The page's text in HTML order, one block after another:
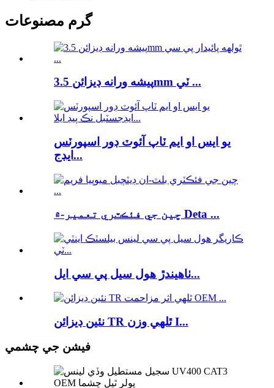
گرم مصنوعات
پيشه ورانه ڊيزائن 3.5mm ٽي ...
يو ايس او ايم ٽاپ آئوٽ ڊور اسپورٽس
ايڊج...
چين جي فئڪٽري تعمير-۾ Deta ...
ٺاهيندڙ هول سيل پي سي ايل...
نئين ڊيزائن TR ٿلهي وزن I...
فيشن جي چشمي